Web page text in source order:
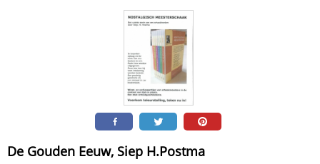
De Gouden Eeuw, Siep H.Postma